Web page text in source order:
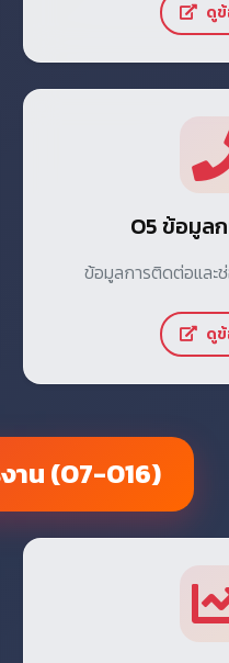
ดู
O5 ข้อมูล
ข้อมูลการติดต่อและ
ดู
าน (O7-O16)